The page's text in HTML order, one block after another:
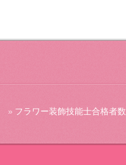
フラワー装飾技能士合格者数